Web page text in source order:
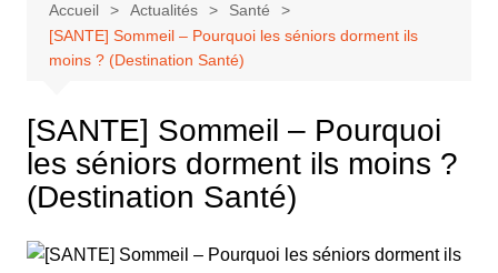
Accueil Actualités
Santé
[SANTE] Sommeil – Pourquoi les séniors dorment ils
moins ? (Destination Santé)
[SANTE] Sommeil – Pourquoi
les séniors dorment ils moins ?
(Destination Santé)